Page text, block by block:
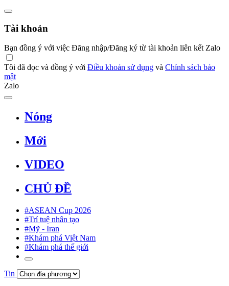
Tài khoản
Bạn đồng ý với việc Đăng nhập/Đăng ký từ tài khoản liên kết Zalo
Tôi đã đọc và đồng ý với Điều khoản sử dụng và Chính sách bảo
mật
Zalo
Nóng
Mới
VIDEO
CHỦ ĐỀ
#ASEAN Cup 2026
#Trí tuệ nhân tạo
#Mỹ - Iran
#Khám phá Việt Nam
#Khám phá thế giới
Tin